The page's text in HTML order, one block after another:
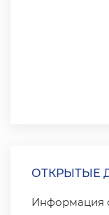
ОТКРЫТЫЕ
Информация